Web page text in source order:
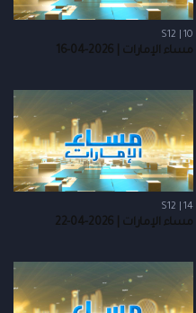
S12 | 10
مساء الإمارات | 2026-04-16
S12 | 14
مساء الإمارات | 2026-04-22